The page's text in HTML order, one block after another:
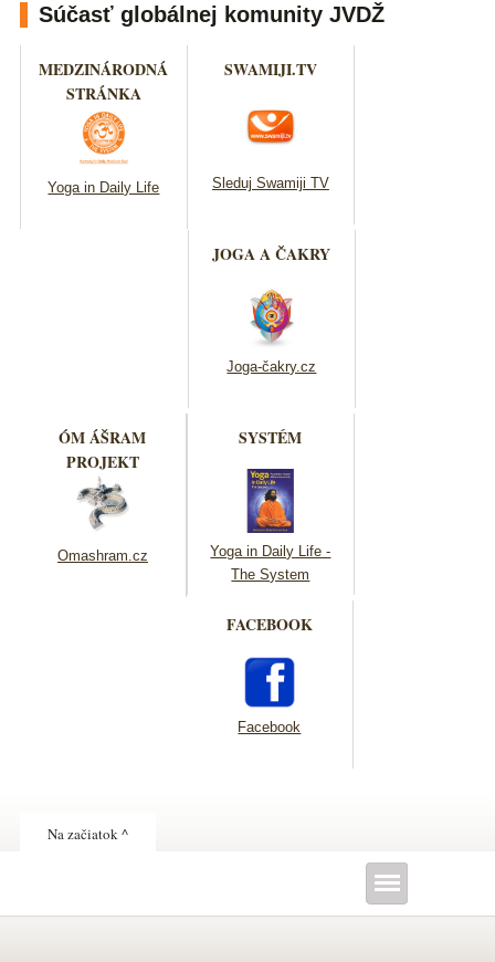
Súčasť globálnej komunity JVDŽ
MEDZINÁRODNÁ
STRÁNKA
Yoga in Daily Life
SWAMIJI.TV
Sleduj Swamiji TV
JOGA A ČAKRY
Joga-čakry.cz
ÓM ÁŠRAM
PROJEKT
Omashram.cz
SYSTÉM
Yoga in Daily Life -
The System
FACEBOOK
Facebook
Na začiatok ^